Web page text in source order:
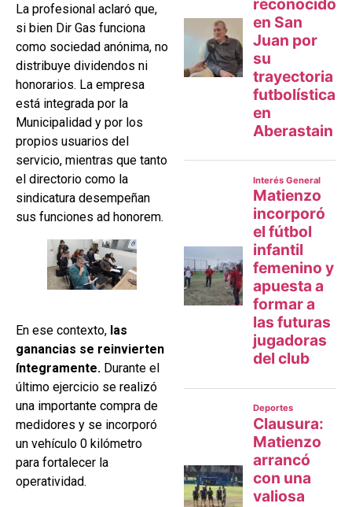
La profesional aclaró que,
si bien Dir Gas funciona
como sociedad anónima, no
distribuye dividendos ni
honorarios. La empresa
está integrada por la
Municipalidad y por los
propios usuarios del
servicio, mientras que tanto
el directorio como la
sindicatura desempeñan
sus funciones ad honorem.
En ese contexto, las
ganancias se reinvierten
íntegramente. Durante el
último ejercicio se realizó
una importante compra de
medidores y se incorporó
un vehículo 0 kilómetro
para fortalecer la
operatividad.